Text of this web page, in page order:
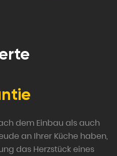
dem Einbau als auch
an Ihrer Küche haben,
das Herzstück eines